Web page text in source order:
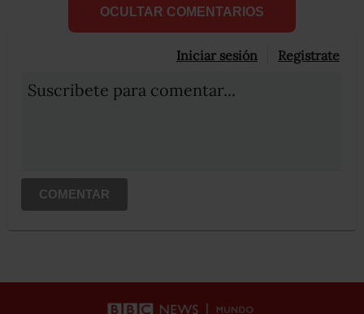
OCULTAR COMENTARIOS
Iniciar sesión Registrate
Suscribete para comentar...
COMENTAR